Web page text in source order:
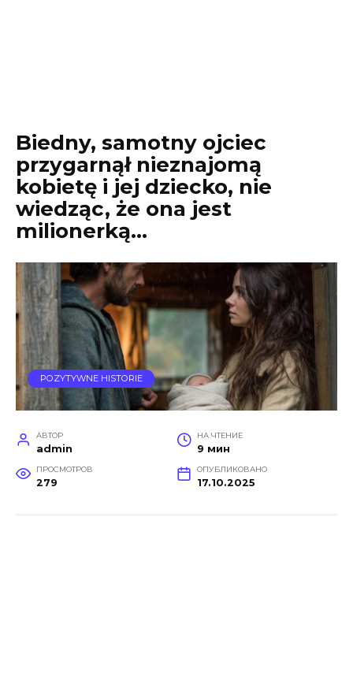
Biedny, samotny ojciec
przygarnął nieznajomą
kobietę i jej dziecko, nie
wiedząc, że ona jest
milionerką…
POZYTYWNE HISTORIE
АВТОР
admin
НА ЧТЕНИЕ
9 мин
ПРОСМОТРОВ
279
ОПУБЛИКОВАНО
17.10.2025